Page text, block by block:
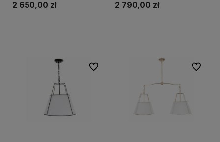
2 650,00 zł 2 790,00 zł
Do ulubionych Do